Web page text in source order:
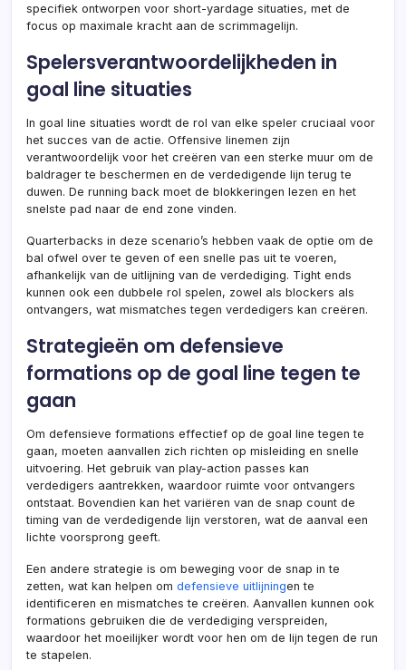
specifiek ontworpen voor short-yardage situaties, met de
focus op maximale kracht aan de scrimmagelijn.
Spelersverantwoordelijkheden in
goal line situaties
In goal line situaties wordt de rol van elke speler cruciaal voor
het succes van de actie. Offensive linemen zijn
verantwoordelijk voor het creëren van een sterke muur om de
baldrager te beschermen en de verdedigende lijn terug te
duwen. De running back moet de blokkeringen lezen en het
snelste pad naar de end zone vinden.
Quarterbacks in deze scenario’s hebben vaak de optie om de
bal ofwel over te geven of een snelle pas uit te voeren,
afhankelijk van de uitlijning van de verdediging. Tight ends
kunnen ook een dubbele rol spelen, zowel als blockers als
ontvangers, wat mismatches tegen verdedigers kan creëren.
Strategieën om defensieve
formations op de goal line tegen te
gaan
Om defensieve formations effectief op de goal line tegen te
gaan, moeten aanvallen zich richten op misleiding en snelle
uitvoering. Het gebruik van play-action passes kan
verdedigers aantrekken, waardoor ruimte voor ontvangers
ontstaat. Bovendien kan het variëren van de snap count de
timing van de verdedigende lijn verstoren, wat de aanval een
lichte voorsprong geeft.
Een andere strategie is om beweging voor de snap in te
zetten, wat kan helpen om defensieve uitlijningen te
identificeren en mismatches te creëren. Aanvallen kunnen ook
formations gebruiken die de verdediging verspreiden,
waardoor het moeilijker wordt voor hen om de lijn tegen de run
te stapelen.